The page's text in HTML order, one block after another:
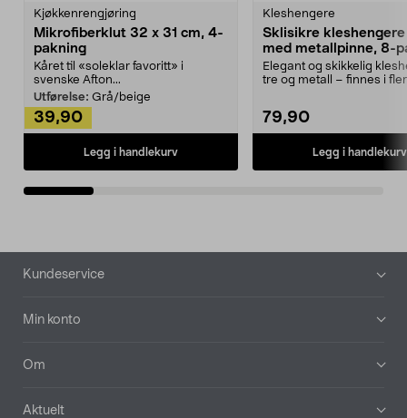
Kjøkkenrengjøring
Mikrofiberklut 32 x 31 cm, 4-
pakning
Kåret til «soleklar favoritt» i
svenske Afton...
Utførelse: Grå/beige
39,90
Legg i handlekurv
Kleshengere
Sklisikre
med metallpinne, 8-
Elegant og skikkelig
tre og metall – finnes i
79,90
Legg i handlekurv
Bunntekst
Kundeservice
Min konto
Om
Aktuelt